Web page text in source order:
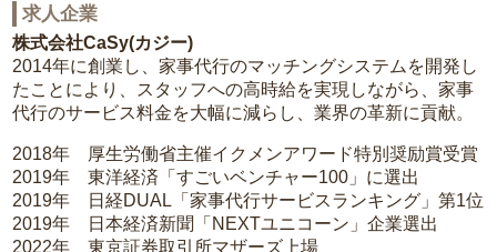
求人企業
株式会社CaSy(カジー)
2014年に創業し、家事代行のマッチングシステムを開発し
たことにより、スタッフへの高時給を実現しながら、家事
代行のサービス料金を大幅に減らし、業界の革新に貢献。
2018年 厚生労働省主催イクメンアワード特別奨励賞受賞
2019年 東洋経済「すごいベンチャー100」に選出
2019年 日経DUAL「家事代行サービスランキング」第1位
2019年 日本経済新聞「NEXTユニコーン」企業選出
2022年 東京証券取引所マザーズ上場